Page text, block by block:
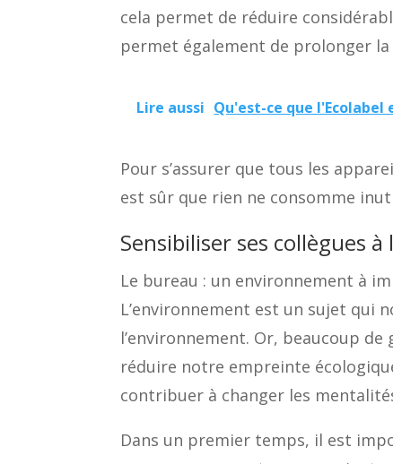
cela permet de réduire
permet également de prolonger
Lire aussi Qu'est-ce que l'Ecolabel
Pour s’assurer que tous les
est sûr que rien ne consomme
Sensibiliser ses collègues
Le bureau : un environnement à
L’environnement est un sujet qui
l’environnement. Or, beaucoup
réduire notre empreinte
contribuer à changer les
Dans un premier temps, il est